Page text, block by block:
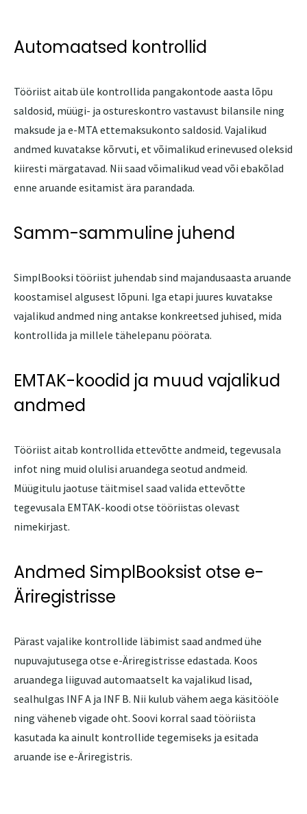
Automaatsed kontrollid
Tööriist aitab üle kontrollida pangakontode aasta lõpu
saldosid, müügi- ja ostureskontro vastavust bilansile ning
maksude ja e-MTA ettemaksukonto saldosid. Vajalikud
andmed kuvatakse kõrvuti, et võimalikud erinevused oleksid
kiiresti märgatavad. Nii saad võimalikud vead või ebakõlad
enne aruande esitamist ära parandada.
Samm-sammuline juhend
SimplBooksi tööriist juhendab sind majandusaasta aruande
koostamisel algusest lõpuni. Iga etapi juures kuvatakse
vajalikud andmed ning antakse konkreetsed juhised, mida
kontrollida ja millele tähelepanu pöörata.
EMTAK-koodid ja muud vajalikud
andmed
Tööriist aitab kontrollida ettevõtte andmeid, tegevusala
infot ning muid olulisi aruandega seotud andmeid.
Müügitulu jaotuse täitmisel saad valida ettevõtte
tegevusala EMTAK-koodi otse tööriistas olevast
nimekirjast.
Andmed SimplBooksist otse e-
Äriregistrisse
Pärast vajalike kontrollide läbimist saad andmed ühe
nupuvajutusega otse e-Äriregistrisse edastada. Koos
aruandega liiguvad automaatselt ka vajalikud lisad,
sealhulgas INF A ja INF B. Nii kulub vähem aega käsitööle
ning väheneb vigade oht. Soovi korral saad tööriista
kasutada ka ainult kontrollide tegemiseks ja esitada
aruande ise e-Äriregistris.